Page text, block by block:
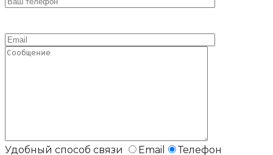
Удобный способ связи Email Телефон